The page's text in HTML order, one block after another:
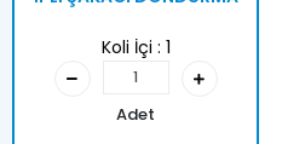
Koli İçi : 1
Adet